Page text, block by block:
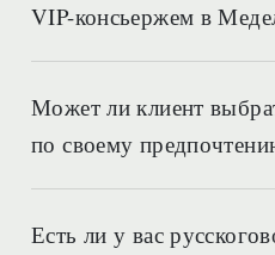
VIP-консьержем в
Может ли клиент
по своему
Есть ли у вас